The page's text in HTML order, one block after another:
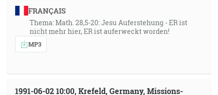
FRANÇAIS
Thema: Math. 28,5-20: Jesu Auferstehung - ER ist
nicht mehr hier, ER ist auferweckt worden!
MP3
1991-06-02 10:00, Krefeld, Germany, Missions-